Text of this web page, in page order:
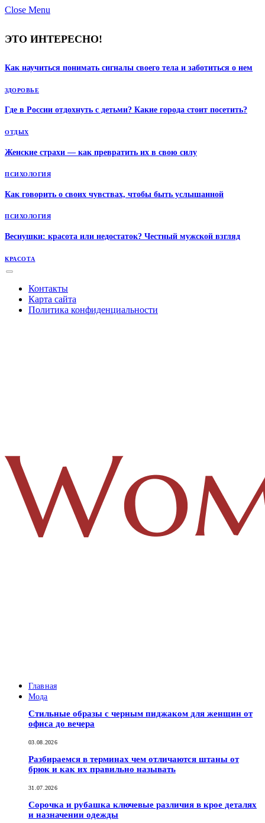
Close Menu
ЭТО ИНТЕРЕСНО!
Как научиться понимать сигналы своего тела и заботиться о нем
ЗДОРОВЬЕ
Где в России отдохнуть с детьми? Какие города стоит посетить?
ОТДЫХ
Женские страхи — как превратить их в свою силу
ПСИХОЛОГИЯ
Как говорить о своих чувствах, чтобы быть услышанной
ПСИХОЛОГИЯ
Веснушки: красота или недостаток? Честный мужской взгляд
КРАСОТА
Контакты
Карта сайта
Политика конфиденциальности
Главная
Мода
Стильные образы с черным пиджаком для женщин от
офиса до вечера
03.08.2026
Разбираемся в терминах чем отличаются штаны от
брюк и как их правильно называть
31.07.2026
Сорочка и рубашка ключевые различия в крое деталях
и назначении одежды